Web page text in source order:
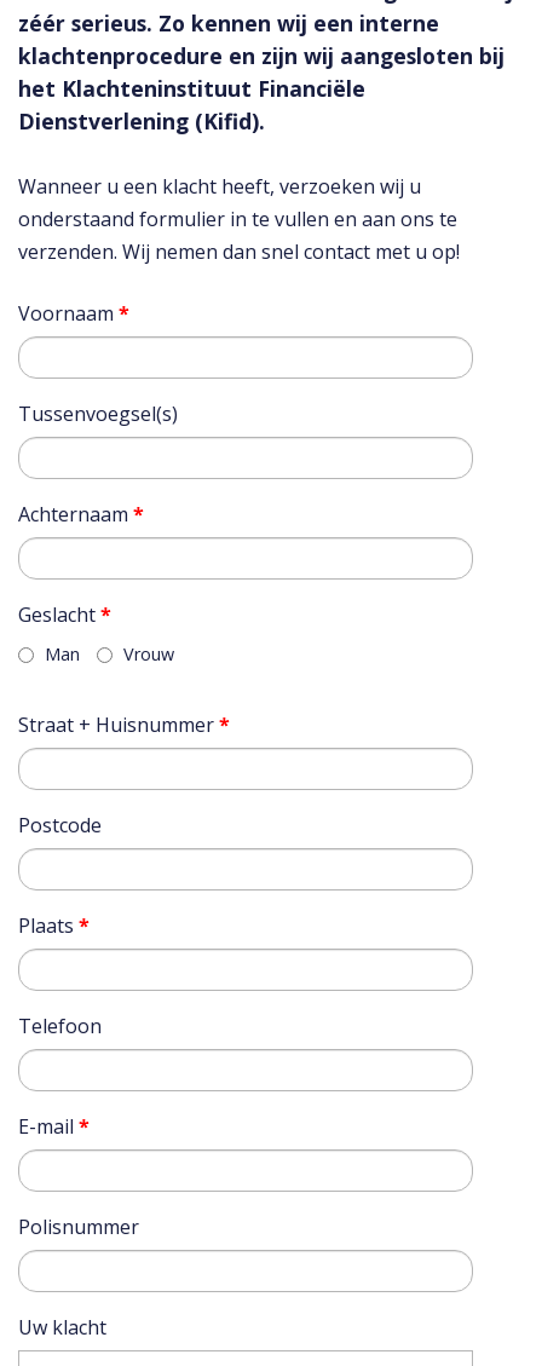
zéér serieus. Zo kennen wij een interne
klachtenprocedure en zijn wij aangesloten bij
het Klachteninstituut Financiële
Dienstverlening (Kifid).
Wanneer u een klacht heeft, verzoeken wij u
onderstaand formulier in te vullen en aan ons te
verzenden. Wij nemen dan snel contact met u op!
Voornaam *
Tussenvoegsel(s)
Achternaam *
Geslacht*
Man Vrouw
Straat + Huisnummer*
Postcode
Plaats *
Telefoon
E-mail *
Polisnummer
Uw klacht